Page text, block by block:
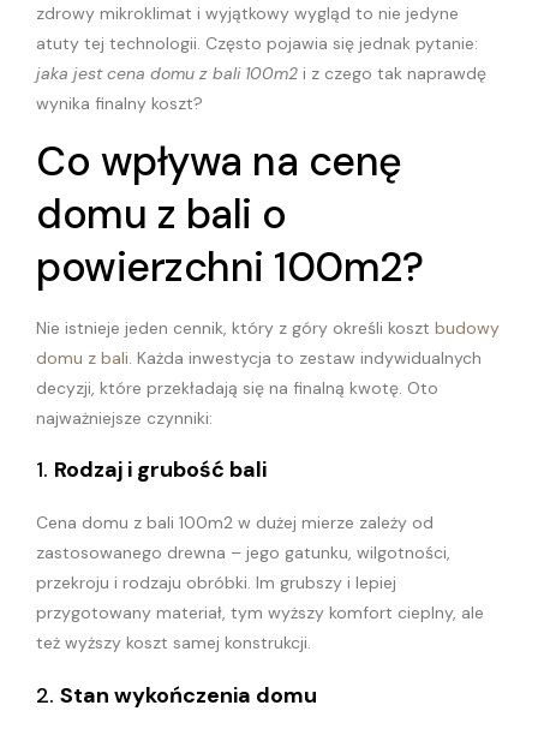
zdrowy mikroklimat i wyjątkowy wygląd to nie jedyne
atuty tej technologii. Często pojawia się jednak pytanie:
jaka jest cena domu z bali 100m2 i z czego tak naprawdę
wynika finalny koszt?
Co wpływa na cenę
domu z bali o
powierzchni 100m2?
Nie istnieje jeden cennik, który z góry określi koszt budowy
domu z bali. Każda inwestycja to zestaw indywidualnych
decyzji, które przekładają się na finalną kwotę. Oto
najważniejsze czynniki:
1. Rodzaj i grubość bali
Cena domu z bali 100m2 w dużej mierze zależy od
zastosowanego drewna – jego gatunku, wilgotności,
przekroju i rodzaju obróbki. Im grubszy i lepiej
przygotowany materiał, tym wyższy komfort cieplny, ale
też wyższy koszt samej konstrukcji.
2. Stan wykończenia domu